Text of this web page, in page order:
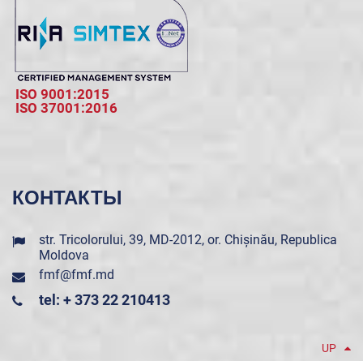
ISO 9001:2015
ISO 37001:2016
КОНТАКТЫ
str. Tricolorului, 39, MD-2012, or. Chișinău, Republica
Moldova
fmf@fmf.md
tel: + 373 22 210413
UP